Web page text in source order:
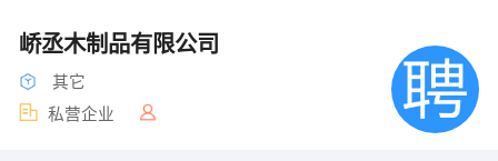
峤丞木制品有限公司
其它
私营企业